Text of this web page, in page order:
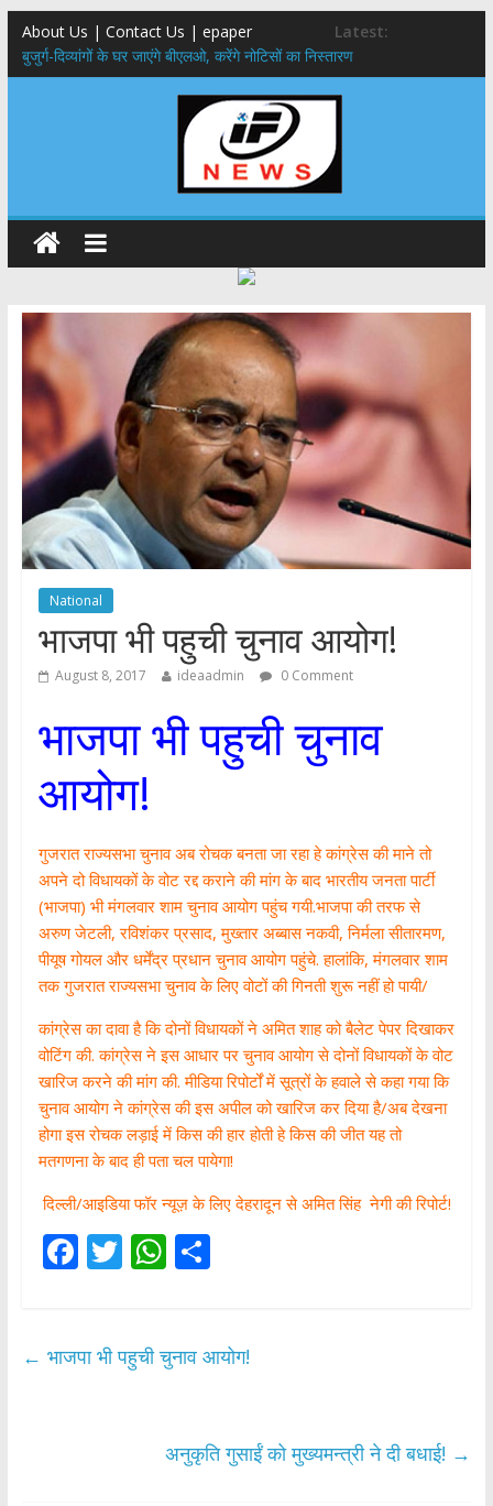
About Us | Contact Us | epaper
Latest:
बुजुर्ग-दिव्यांगों के घर जाएंगे बीएलओ, करेंगे नोटिसों का निस्तारण
24×7 अलर्ट मोड में रहें अधिकारी-मुख्य सचिव मानसून-एसईओसी से मुख्य सचिव ने
की विस्तृत समीक्षा कहा-बंद सड़कों को शीघ्र खोला जाए, लोगों को न हो दिक्कत
459 करोड़ से एचएनबी गढ़वाल विश्वविद्यालय में अनुसंधान संरचना होगी सुदृढ,उच्च
शिक्षा मंत्री धन सिंह रावत ने नवनियुक्त केन्द्रीय शिक्षा मंत्री से की मुलाकात
मुख्यमंत्री से महानिदेशक एनसीसी ने की शिष्टाचार भेंट,उत्तराखण्ड में एनसीसी के
विस्तार एवं आधुनिक आधारभूत संरचना के विकास पर हुई महत्वपूर्ण चर्चा
एमडीडीए बोर्ड बैठक, देहरादून और मसूरी के विकास के लिए 25 बड़े प्रस्तावों को मिली
हरी झंडी
National
भाजपा भी पहुची चुनाव आयोग!
August 8, 2017 ideaadmin 0 Comment
भाजपा भी पहुची चुनाव
आयोग!
गुजरात राज्यसभा चुनाव अब रोचक बनता जा रहा हे कांग्रेस की माने तो
अपने दो विधायकों के वोट रद्द कराने की मांग के बाद भारतीय जनता पार्टी
(भाजपा) भी मंगलवार शाम चुनाव आयोग पहुंच गयी.भाजपा की तरफ से
अरुण जेटली, रविशंकर प्रसाद, मुख्तार अब्बास नकवी, निर्मला सीतारमण,
पीयूष गोयल और धर्मेंद्र प्रधान चुनाव आयोग पहुंचे. हालांकि, मंगलवार शाम
तक गुजरात राज्यसभा चुनाव के लिए वोटों की गिनती शुरू नहीं हो पायी/
कांग्रेस का दावा है कि दोनों विधायकों ने अमित शाह को बैलेट पेपर दिखाकर
वोटिंग की. कांग्रेस ने इस आधार पर चुनाव आयोग से दोनों विधायकों के वोट
खारिज करने की मांग की. मीडिया रिपोर्टों में सूत्रों के हवाले से कहा गया कि
चुनाव आयोग ने कांग्रेस की इस अपील को खारिज कर दिया है/अब देखना
होगा इस रोचक लड़ाई में किस की हार होती हे किस की जीत यह तो
मतगणना के बाद ही पता चल पायेगा!
दिल्ली/आइडिया फॉर न्यूज़ के लिए देहरादून से अमित सिंह नेगी की रिपोर्ट!
F
b
T
er
W
s
p
S
e
← भाजपा भी पहुची चुनाव आयोग!
अनुकृति गुसाईं को मुख्यमन्त्री ने दी बधाई! →